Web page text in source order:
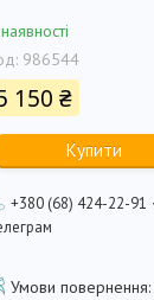
986544
150 ₴
Купити
+380 (68) 424-22-91